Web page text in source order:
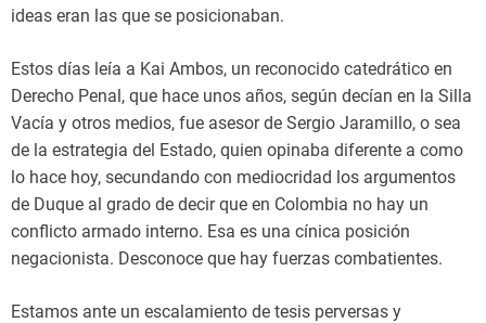
ideas eran las que se posicionaban.
Estos días leía a Kai Ambos, un reconocido catedrático en
Derecho Penal, que hace unos años, según decían en la Silla
Vacía y otros medios, fue asesor de Sergio Jaramillo, o sea
de la estrategia del Estado, quien opinaba diferente a como
lo hace hoy, secundando con mediocridad los argumentos
de Duque al grado de decir que en Colombia no hay un
conflicto armado interno. Esa es una cínica posición
negacionista. Desconoce que hay fuerzas combatientes.
Estamos ante un escalamiento de tesis perversas y